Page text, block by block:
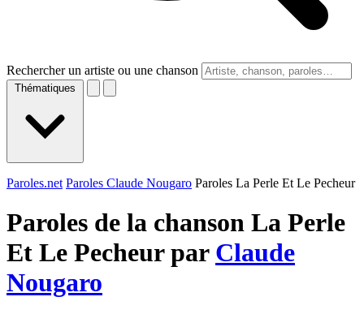
Rechercher un artiste ou une chanson
Thématiques
Paroles.net Paroles Claude Nougaro Paroles La Perle Et Le Pecheur
Paroles de la chanson La Perle
Et Le Pecheur par Claude
Nougaro